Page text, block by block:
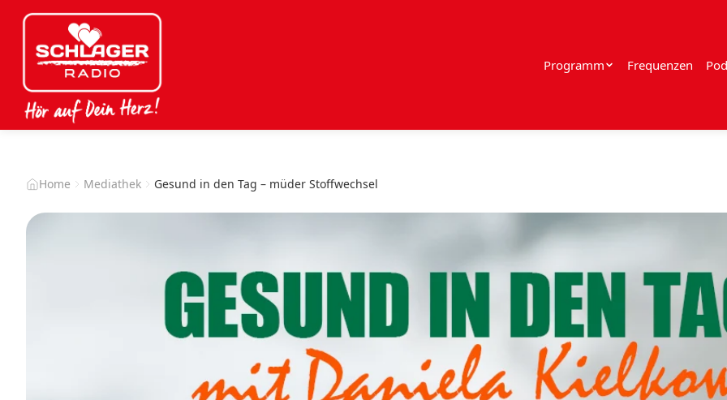
Programm Frequenzen
Home Mediathek Gesund in den Tag – müder Stoffwechsel